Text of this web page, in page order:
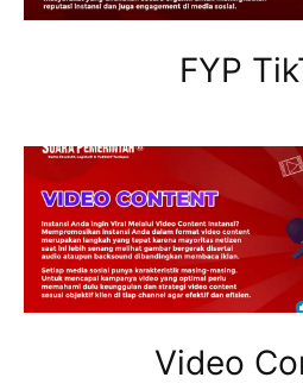
FYP
Video